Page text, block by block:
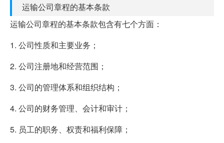
运输公司章程的基本条款
运输公司章程的基本条款包含有七个方面：
1. 公司性质和主要业务；
2. 公司注册地和经营范围；
3. 公司的管理体系和组织结构；
4. 公司的财务管理、会计和审计；
5. 员工的职务、权责和福利保障；